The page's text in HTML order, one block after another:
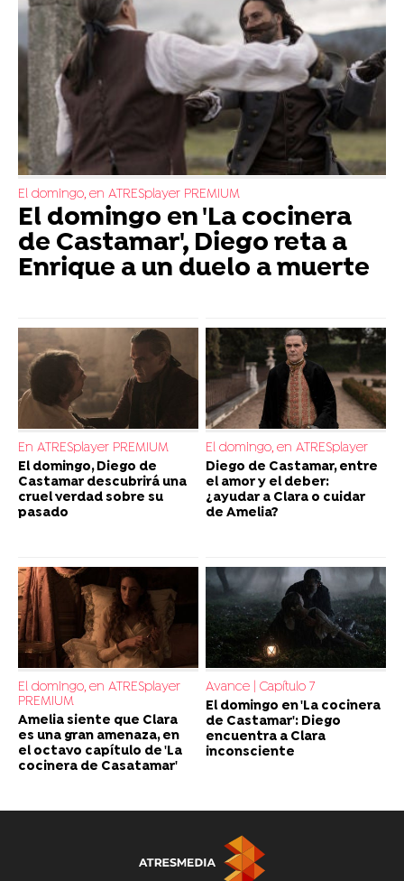
El domingo, en ATRESplayer PREMIUM
El domingo en 'La cocinera
de Castamar', Diego reta a
Enrique a un duelo a muerte
En ATRESplayer PREMIUM
El domingo, Diego de
Castamar descubrirá una
cruel verdad sobre su
pasado
El domingo, en ATRESplayer
Diego de Castamar, entre
el amor y el deber:
¿ayudar a Clara o cuidar
de Amelia?
El domingo, en ATRESplayer
PREMIUM
Amelia siente que Clara
es una gran amenaza, en
el octavo capítulo de 'La
cocinera de Casatamar'
Avance | Capítulo 7
El domingo en 'La cocinera
de Castamar': Diego
encuentra a Clara
inconsciente